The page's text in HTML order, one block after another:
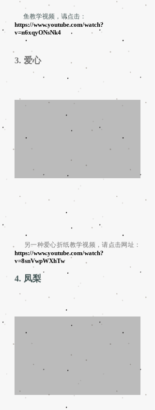
鱼教学视频，请点击：
https://www.youtube.com/watch?
v=n6xqyONsNk4
3. 爱心
另一种爱心折纸教学视频，请点击网址：
https://www.youtube.com/watch?
v=8snVwpWXhTw
4. 凤梨